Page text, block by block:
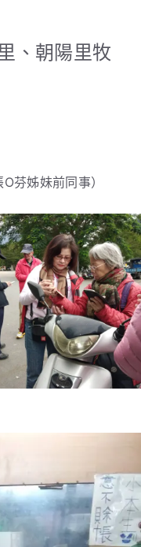
、朝陽里牧
芬姊妹前同事）